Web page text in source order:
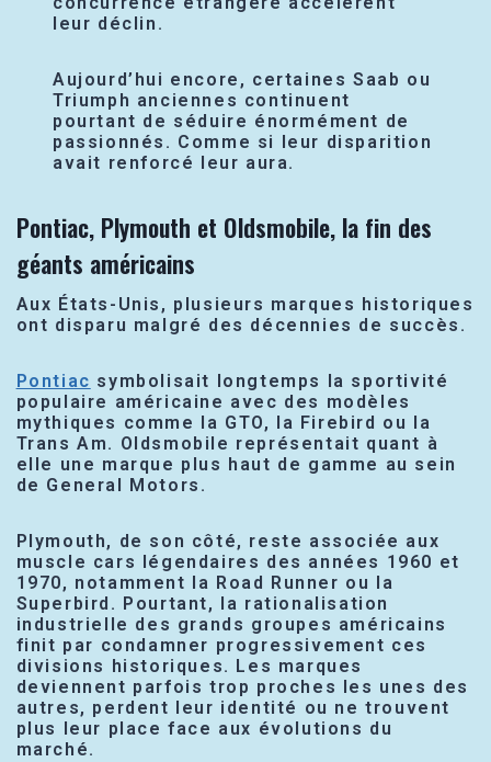
leur déclin.
Aujourd’hui encore, certaines Saab ou
Triumph anciennes continuent
pourtant de séduire énormément de
passionnés. Comme si leur disparition
avait renforcé leur aura.
Pontiac, Plymouth et Oldsmobile, la fin des
géants américains
Aux États-Unis, plusieurs marques historiques
ont disparu malgré des décennies de succès.
Pontiac symbolisait longtemps la sportivité
populaire américaine avec des modèles
mythiques comme la GTO, la Firebird ou la
Trans Am. Oldsmobile représentait quant à
elle une marque plus haut de gamme au sein
de General Motors.
Plymouth, de son côté, reste associée aux
muscle cars légendaires des années 1960 et
1970, notamment la Road Runner ou la
Superbird. Pourtant, la rationalisation
industrielle des grands groupes américains
finit par condamner progressivement ces
divisions historiques. Les marques
deviennent parfois trop proches les unes des
autres, perdent leur identité ou ne trouvent
plus leur place face aux évolutions du
marché.